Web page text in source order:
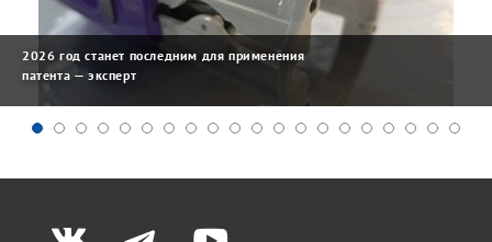
2026 год станет последним для применения
патента — эксперт